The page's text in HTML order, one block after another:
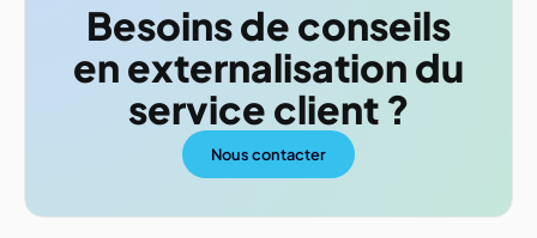
Besoins de conseils
en externalisation du
service client ?
Nous contacter